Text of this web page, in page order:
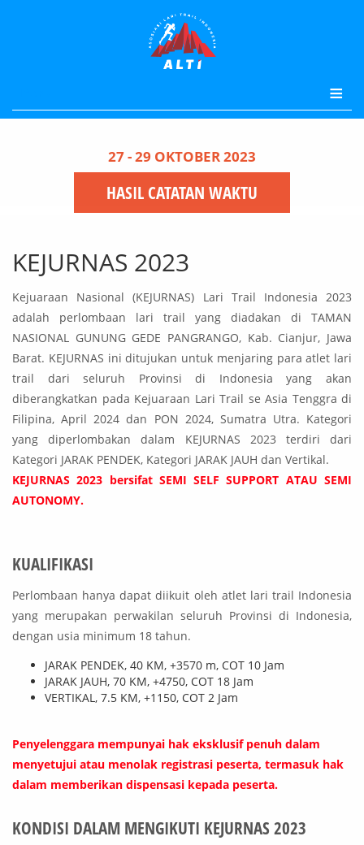
27 - 29 OKTOBER 2023
HASIL CATATAN WAKTU
KEJURNAS 2023
Kejuaraan Nasional (KEJURNAS) Lari Trail Indonesia 2023
adalah perlombaan lari trail yang diadakan di TAMAN
NASIONAL GUNUNG GEDE PANGRANGO, Kab. Cianjur, Jawa
Barat. KEJURNAS ini ditujukan untuk menjaring para atlet lari
trail dari seluruh Provinsi di Indonesia yang akan
diberangkatkan pada Kejuaraan Lari Trail se Asia Tenggra di
Filipina, April 2024 dan PON 2024, Sumatra Utra. Kategori
yang diperlombakan dalam KEJURNAS 2023 terdiri dari
Kategori JARAK PENDEK, Kategori JARAK JAUH dan Vertikal.
KEJURNAS 2023 bersifat SEMI SELF SUPPORT ATAU SEMI
AUTONOMY.
KUALIFIKASI
Perlombaan hanya dapat diikuit oleh atlet lari trail Indonesia
yang merupakan perwakilan seluruh Provinsi di Indonesia,
dengan usia minimum 18 tahun.
JARAK PENDEK, 40 KM, +3570 m, COT 10 Jam
JARAK JAUH, 70 KM, +4750, COT 18 Jam
VERTIKAL, 7.5 KM, +1150, COT 2 Jam
Penyelenggara mempunyai hak eksklusif penuh dalam
menyetujui atau menolak registrasi peserta, termasuk hak
dalam memberikan dispensasi kepada peserta.
KONDISI DALAM MENGIKUTI KEJURNAS 2023